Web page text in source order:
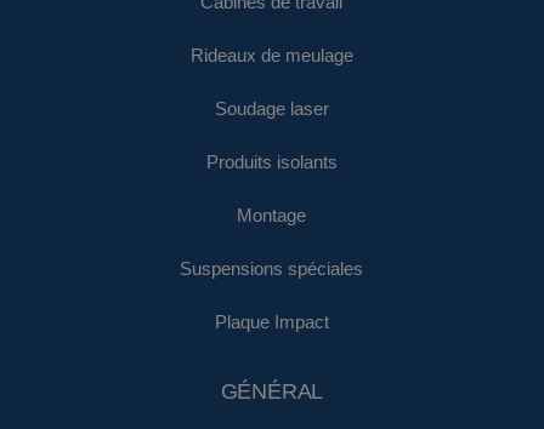
Rideaux de meulage
Soudage laser
Produits isolants
Montage
Suspensions spéciales
Plaque Impact
GÉNÉRAL